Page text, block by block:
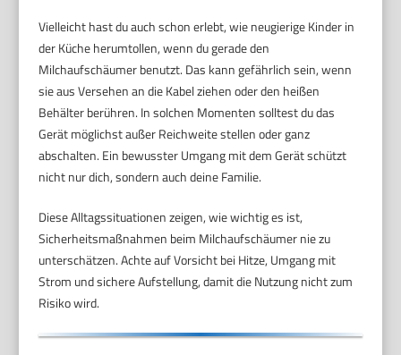
Vielleicht hast du auch schon erlebt, wie neugierige Kinder in
der Küche herumtollen, wenn du gerade den
Milchaufschäumer benutzt. Das kann gefährlich sein, wenn
sie aus Versehen an die Kabel ziehen oder den heißen
Behälter berühren. In solchen Momenten solltest du das
Gerät möglichst außer Reichweite stellen oder ganz
abschalten. Ein bewusster Umgang mit dem Gerät schützt
nicht nur dich, sondern auch deine Familie.
Diese Alltagssituationen zeigen, wie wichtig es ist,
Sicherheitsmaßnahmen beim Milchaufschäumer nie zu
unterschätzen. Achte auf Vorsicht bei Hitze, Umgang mit
Strom und sichere Aufstellung, damit die Nutzung nicht zum
Risiko wird.